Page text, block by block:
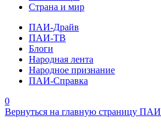
Страна и мир
ПАИ-Драйв
ПАИ-ТВ
Блоги
Народная лента
Народное признание
ПАИ-Справка
0
Вернуться на главную страницу ПАИ